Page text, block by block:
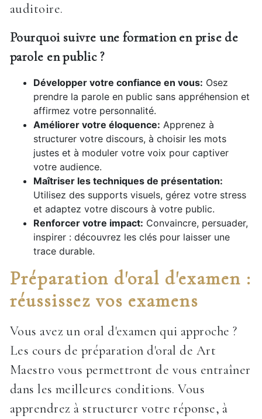
auditoire.
Pourquoi suivre une formation en prise de
parole en public ?
Développer votre confiance en vous: Osez
prendre la parole en public sans appréhension et
affirmez votre personnalité.
Améliorer votre éloquence: Apprenez à
structurer votre discours, à choisir les mots
justes et à moduler votre voix pour captiver
votre audience.
Maîtriser les techniques de présentation:
Utilisez des supports visuels, gérez votre stress
et adaptez votre discours à votre public.
Renforcer votre impact: Convaincre, persuader,
inspirer : découvrez les clés pour laisser une
trace durable.
Préparation d'oral d'examen :
réussissez vos examens
Vous avez un oral d'examen qui approche ?
Les cours de préparation d'oral de Art
Maestro vous permettront de vous entraîner
dans les meilleures conditions. Vous
apprendrez à structurer votre réponse, à